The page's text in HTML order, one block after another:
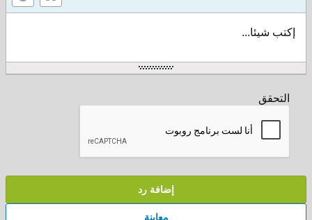
إكتب شيئا...
التحقق
إضافة رد
معاينة